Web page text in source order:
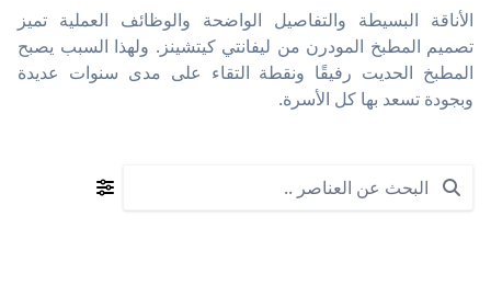
الأناقة البسيطة والتفاصيل الواضحة والوظائف العملية تميز
تصميم المطبخ المودرن من ليفانتي كيتشينز. ولهذا السبب يصبح
المطبخ الحديت رفيقًا ونقطة التقاء على مدى سنوات عديدة
وبجودة تسعد بها كل الأسرة.
Search